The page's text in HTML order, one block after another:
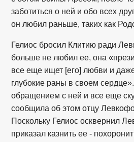
заботиться о ней и обо всех
он любил раньше, таких как
Гелиос бросил Клитию ради
больше не любил ее, она
все еще ищет [его] любви и
глубокие раны в своем
обращением с ней и все еще
сообщила об этом отцу
Поскольку Гелиос осквернил
приказал казнить ее -